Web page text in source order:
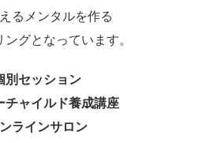
るメンタルを作る
ングとなっています。
別セッション
チャイルド養成講座
ラインサロン